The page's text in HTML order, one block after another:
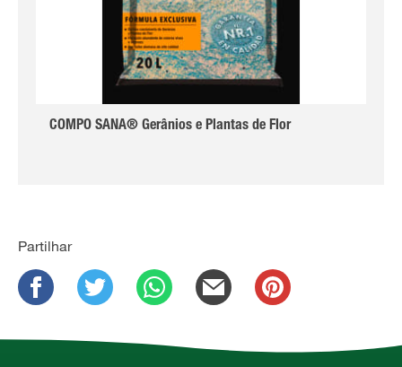
COMPO SANA® Gerânios e Plantas de Flor
Partilhar